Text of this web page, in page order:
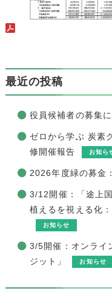
最近の投稿
役員候補者の募集
ゼロから学ぶ 炭素
修開催報告
お知ら
2026年度緑の募金
3/12開催：「途上
植えるを視える化
お知らせ
3/5開催：オンライ
ジット」
お知らせ